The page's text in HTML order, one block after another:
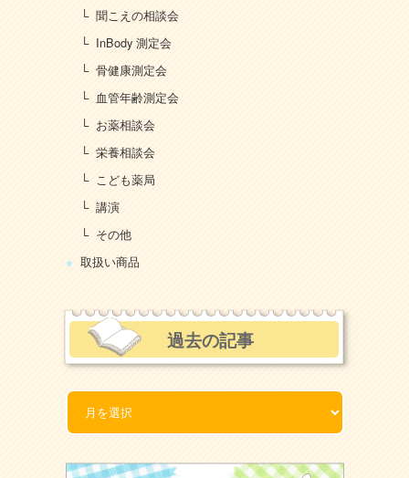
聞こえの相談会
InBody 測定会
骨健康測定会
血管年齢測定会
お薬相談会
栄養相談会
こども薬局
講演
その他
取扱い商品
過去の記事